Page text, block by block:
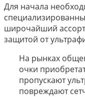
Для начала
широчайший
защитой от
На рынках
очки
пропускают
повреждают